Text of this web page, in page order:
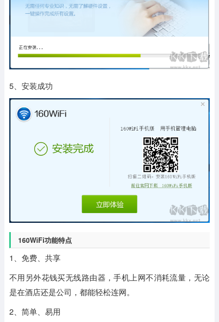
5、安装成功
160WiFi功能特点
1、免费、共享
不用另外花钱买无线路由器，手机上网不消耗流量，无论
是在酒店还是公司，都能轻松连网。
2、简单、易用